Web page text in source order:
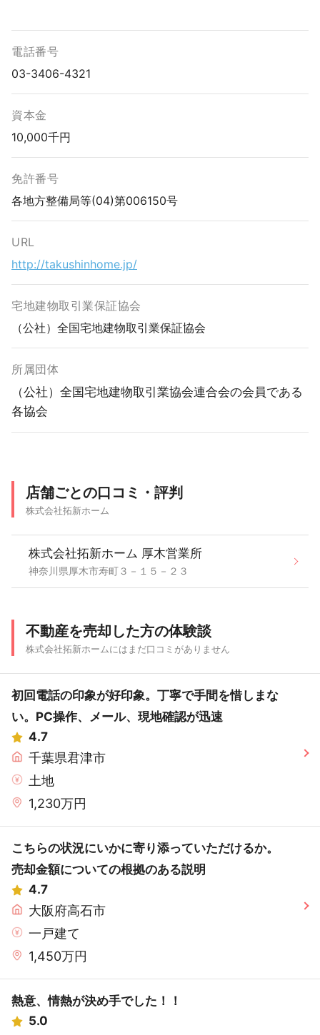
電話番号
03-3406-4321
資本金
10,000千円
免許番号
各地方整備局等(04)第006150号
URL
http://takushinhome.jp/
宅地建物取引業保証協会
（公社）全国宅地建物取引業保証協会
所属団体
（公社）全国宅地建物取引業協会連合会の会員である
各協会
店舗ごとの口コミ・評判
株式会社拓新ホーム
株式会社拓新ホーム 厚木営業所
神奈川県厚木市寿町３－１５－２３
不動産を売却した方の体験談
株式会社拓新ホームにはまだ口コミがありません
初回電話の印象が好印象。丁寧で手間を惜しまな
い。PC操作、メール、現地確認が迅速
4.7
千葉県君津市
土地
1,230万円
こちらの状況にいかに寄り添っていただけるか。
売却金額についての根拠のある説明
4.7
大阪府高石市
一戸建て
1,450万円
熱意、情熱が決め手でした！！
5.0